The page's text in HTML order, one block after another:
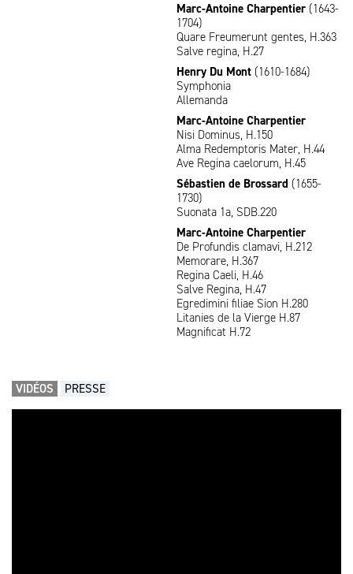
Marc-Antoine Charpentier (1643-
1704)
Quare Freumerunt gentes, H.363
Salve regina, H.27
Henry Du Mont (1610-1684)
Symphonia
Allemanda
Marc-Antoine Charpentier
Nisi Dominus, H.150
Alma Redemptoris Mater, H.44
Ave Regina caelorum, H.45
Sébastien de Brossard (1655-
1730)
Suonata 1a, SDB.220
Marc-Antoine Charpentier
De Profundis clamavi, H.212
Memorare, H.367
Regina Caeli, H.46
Salve Regina, H.47
Egredimini filiae Sion H.280
Litanies de la Vierge H.87
Magnificat H.72
VIDÉOS PRESSE